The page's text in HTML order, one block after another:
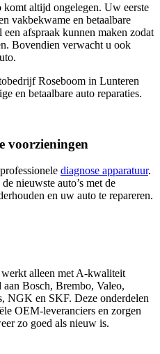
altijd ongelegen. Uw eerste
vakbekwame en betaalbare
afspraak kunnen maken zodat
Bovendien verwacht u ook
Roseboom in Lunteren
en betaalbare auto reparaties.
voorzieningen
diagnose apparatuur.
nieuwste auto’s met de
en uw auto te repareren.
alleen met A-kwaliteit
Bosch, Brembo, Valeo,
NGK en SKF. Deze onderdelen
OEM-leveranciers en zorgen
zo goed als nieuw is.